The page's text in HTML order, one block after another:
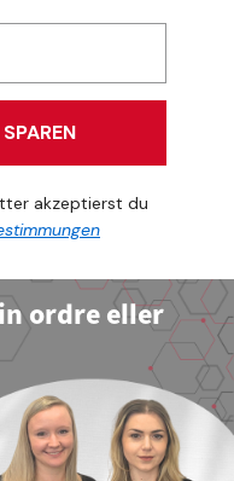
akzeptierst du
ordre eller